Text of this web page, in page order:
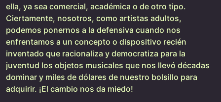
ella, ya sea comercial, académica o de otro tipo.
Ciertamente, nosotros, como artistas adultos,
podemos ponernos a la defensiva cuando nos
enfrentamos a un concepto o dispositivo recién
inventado que racionaliza y democratiza para la
juventud los objetos musicales que nos llevó décadas
dominar y miles de dólares de nuestro bolsillo para
adquirir. ¡El cambio nos da miedo!